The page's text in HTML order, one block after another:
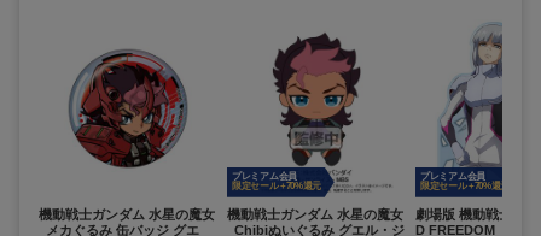
機動戦士ガンダム 水星の魔女
_メカぐるみ 缶バッジ グエ
プレミアム会員
限定セール +70%還元
機動戦士ガンダム 水星の魔女
_Chibiぬいぐるみ グエル・ジ
プレミアム会員
限定セール +70%還元
劇場版 機動戦士ガ
D FREEDOM_アク